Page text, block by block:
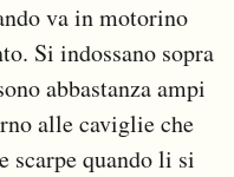
va in motorino
Si indossano sopra
abbastanza ampi
alle caviglie che
scarpe quando li si